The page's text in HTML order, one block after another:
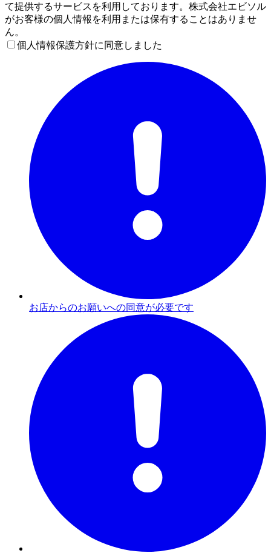
て提供するサービスを利用しております。株式会社エビソル
がお客様の個人情報を利用または保有することはありませ
ん。
個人情報保護方針に同意しました
お店からのお願いへの同意が必要です